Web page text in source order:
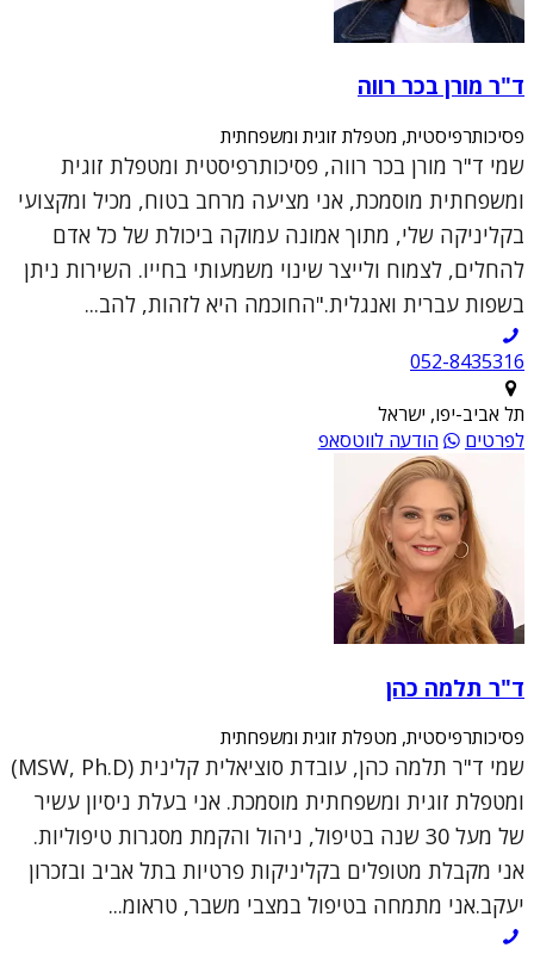
ד"ר מורן בכר רווה
פסיכותרפיסטית, מטפלת זוגית ומשפחתית
שמי ד"ר מורן בכר רווה, פסיכותרפיסטית ומטפלת זוגית
ומשפחתית מוסמכת, אני מציעה מרחב בטוח, מכיל ומקצועי
בקליניקה שלי, מתוך אמונה עמוקה ביכולת של כל אדם
להחלים, לצמוח ולייצר שינוי משמעותי בחייו. השירות ניתן
בשפות עברית ואנגלית."החוכמה היא לזהות, להב...
052-8435316
תל אביב-יפו, ישראל
לפרטים
הודעה לווטסאפ
ד"ר תלמה כהן
פסיכותרפיסטית, מטפלת זוגית ומשפחתית
שמי ד"ר תלמה כהן, עובדת סוציאלית קלינית (MSW, Ph.D)
ומטפלת זוגית ומשפחתית מוסמכת. אני בעלת ניסיון עשיר
של מעל 30 שנה בטיפול, ניהול והקמת מסגרות טיפוליות.
אני מקבלת מטופלים בקליניקות פרטיות בתל אביב ובזכרון
יעקב.אני מתמחה בטיפול במצבי משבר, טראומ...